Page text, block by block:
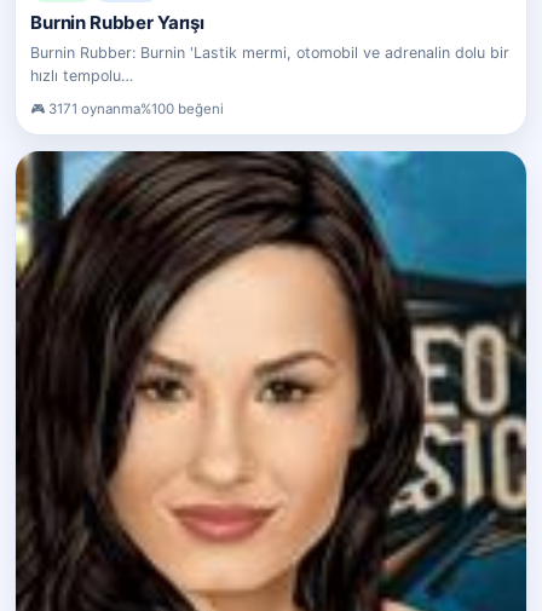
Burnin Rubber Yarışı
Burnin Rubber: Burnin 'Lastik mermi, otomobil ve adrenalin dolu bir
hızlı tempolu…
3171 oynanma%100 beğeni